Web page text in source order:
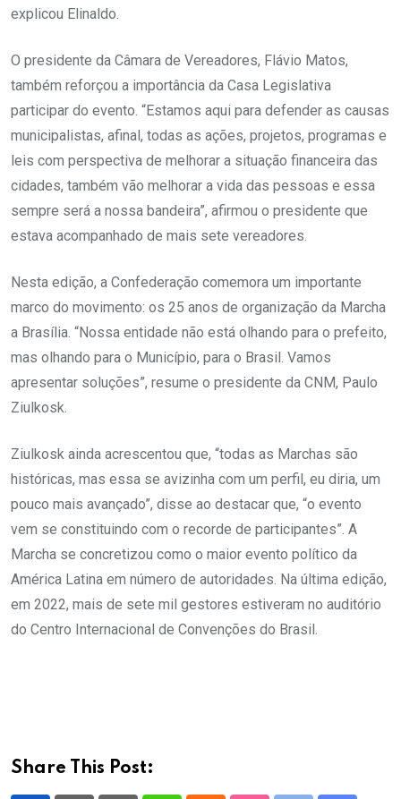
explicou Elinaldo.
O presidente da Câmara de Vereadores, Flávio Matos,
também reforçou a importância da Casa Legislativa
participar do evento. “Estamos aqui para defender as causas
municipalistas, afinal, todas as ações, projetos, programas e
leis com perspectiva de melhorar a situação financeira das
cidades, também vão melhorar a vida das pessoas e essa
sempre será a nossa bandeira”, afirmou o presidente que
estava acompanhado de mais sete vereadores.
Nesta edição, a Confederação comemora um importante
marco do movimento: os 25 anos de organização da Marcha
a Brasília. “Nossa entidade não está olhando para o prefeito,
mas olhando para o Município, para o Brasil. Vamos
apresentar soluções”, resume o presidente da CNM, Paulo
Ziulkosk.
Ziulkosk ainda acrescentou que, “todas as Marchas são
históricas, mas essa se avizinha com um perfil, eu diria, um
pouco mais avançado”, disse ao destacar que, “o evento
vem se constituindo com o recorde de participantes”. A
Marcha se concretizou como o maior evento político da
América Latina em número de autoridades. Na última edição,
em 2022, mais de sete mil gestores estiveram no auditório
do Centro Internacional de Convenções do Brasil.
Share This Post: